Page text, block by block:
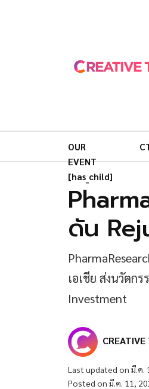
OUR
EVENT
[has_child]
ดัน
เอเชีย ส่งนวัตก
Investment
Last updated on มี.ค.
Posted on มี.ค. 11,